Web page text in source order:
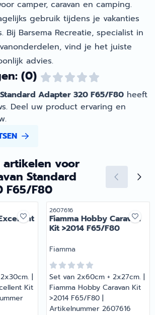
camper, caravan en camping.
gebruik tijdens je vakanties
Bij Barsema Recreatie, specialist in
vind je het juiste
advies.
(0)
Standard Adapter 320 F65/F80 heeft
Deel uw product ervaring en
voor
Standard
F65/F80
|
Kit
Artikelnummer
2607616
Fiamma Hobby Caravan
Kit >2014 F65/F80
Merk:
Fiamma
Set van 2x60cm + 2x27cm. |
Fiamma Hobby Caravan Kit
>2014 F65/F80 |
Artikelnummer 2607616